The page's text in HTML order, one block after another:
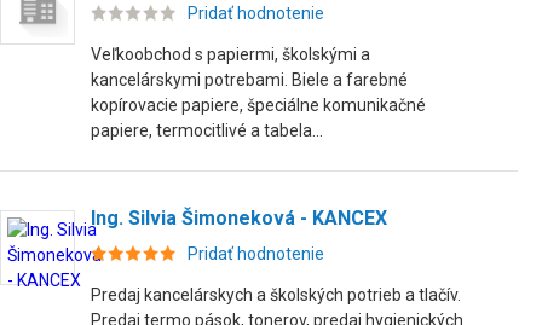
Pridať hodnotenie
Veľkoobchod s papiermi, školskými a
kancelárskymi potrebami. Biele a farebné
kopírovacie papiere, špeciálne komunikačné
papiere, termocitlivé a tabela...
Ing. Silvia Šimoneková - KANCEX
Pridať hodnotenie
Predaj kancelárskych a školských potrieb a tlačív.
Predaj termo pások, tonerov, predaj hygienických